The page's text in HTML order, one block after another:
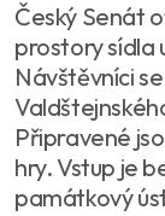
Český Senát
prostory sídla
Návštěvníci
Připravené
hry. Vstup je
památkový